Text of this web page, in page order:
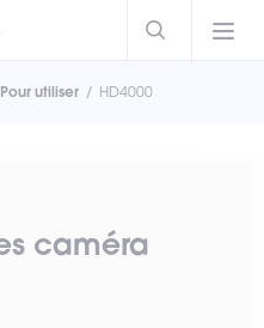
Pour utiliser HD4000
caméra